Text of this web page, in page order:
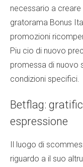
necessario a
gratorama Bonus
promozioni
Piu cio di nuovo
promessa di nuovo
condizioni specifici.
Betflag:
espressione
Il luogo di
riguardo a il suo